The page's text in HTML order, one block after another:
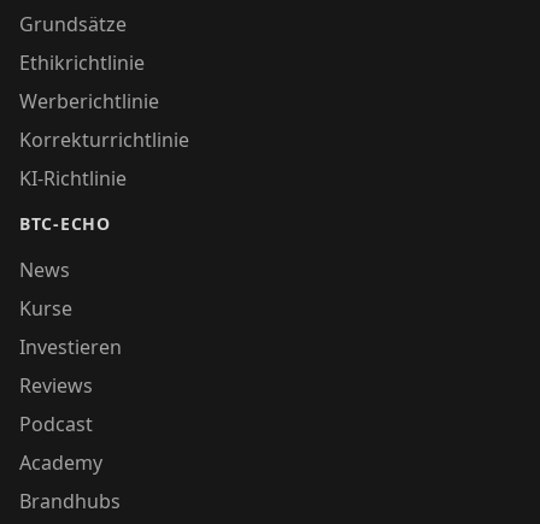
Grundsätze
Ethikrichtlinie
Werberichtlinie
Korrekturrichtlinie
KI-Richtlinie
BTC-ECHO
News
Kurse
Investieren
Reviews
Podcast
Academy
Brandhubs